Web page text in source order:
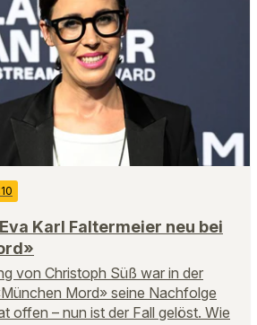
Karl Faltermeier neu bei
von Christoph Süß war in der
Mord» seine Nachfolge
offen – nun ist der Fall gelöst. Wie